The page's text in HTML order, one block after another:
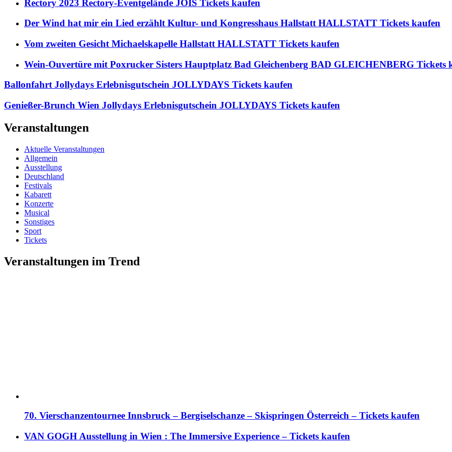
Rectory 2023 Rectory-Eventgelände JOIS Tickets kaufen
Der Wind hat mir ein Lied erzählt Kultur- und Kongresshaus Hallstatt HALLSTATT Tickets kaufen
Vom zweiten Gesicht Michaelskapelle Hallstatt HALLSTATT Tickets kaufen
Wein-Ouvertüre mit Poxrucker Sisters Hauptplatz Bad Gleichenberg BAD GLEICHENBERG Tickets
Ballonfahrt Jollydays Erlebnisgutschein JOLLYDAYS Tickets kaufen
Genießer-Brunch Wien Jollydays Erlebnisgutschein JOLLYDAYS Tickets kaufen
Veranstaltungen
Aktuelle Veranstaltungen
Allgemein
Ausstellung
Deutschland
Festivals
Kabarett
Konzerte
Musical
Sonstiges
Sport
Tickets
Veranstaltungen im Trend
70. Vierschanzentournee Innsbruck – Bergiselschanze – Skispringen Österreich – Tickets kaufen
VAN GOGH Ausstellung in Wien : The Immersive Experience – Tickets kaufen